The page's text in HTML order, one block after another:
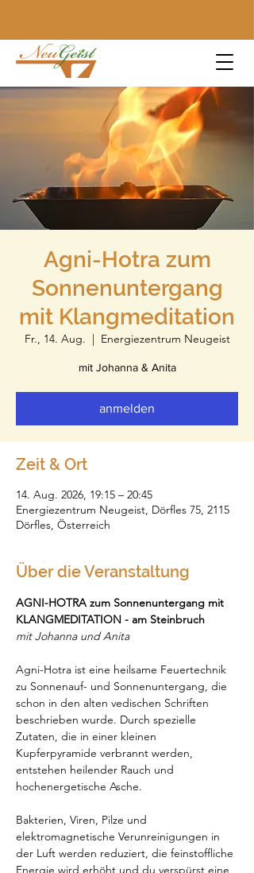
Agni-Hotra zum
Sonnenuntergang
mit Klangmeditation
Fr., 14. Aug.
  |
Energiezentrum Neugeist
mit Johanna & Anita
anmelden
Zeit & Ort
14. Aug. 2026, 19:15 – 20:45
Energiezentrum Neugeist, Dörfles 75, 2115
Dörfles, Österreich
Über die Veranstaltung
AGNI-HOTRA zum Sonnenuntergang mit
KLANGMEDITATION - am Steinbruch
mit Johanna und Anita
Agni-Hotra ist eine heilsame Feuertechnik
zu Sonnenauf- und Sonnenuntergang, die
schon in den alten vedischen Schriften
beschrieben wurde. Durch spezielle
Zutaten, die in einer kleinen
Kupferpyramide verbrannt werden,
entstehen heilender Rauch und
hochenergetische Asche.
Bakterien, Viren, Pilze und
elektromagnetische Verunreinigungen in
der Luft werden reduziert, die feinstoffliche
Energie wird erhöht und du verspürst eine